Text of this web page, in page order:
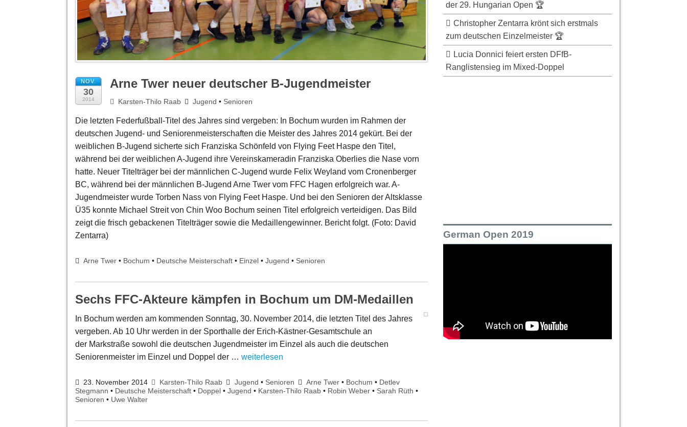
NOV.
30
2014
Arne Twer neuer deutscher B-Jugendmeister
Karsten-Thilo Raab Jugend • Senioren
Die letzten Federfußball-Titel des Jahres sind vergeben: In Bochum wurden im Rahmen der
deutschen Jugend- und Seniorenmeisterschaften die Meister des Jahres 2014 gekürt. Bei der
weiblichen B-Jugend sicherte sich Franziska Schönfeld von Flying Feet Haspe den Titel,
während bei der weiblichen A-Jugend ihre Vereinskameradin Franziska Oberlies die Nase vorn
hatte. Neuer Titelträger bei der männlichen C-Jugend wurde Felix Weyland vom Cronenberger
BC, während bei der männlichen B-Jugend Arne Twer vom FFC Hagen erfolgreich war. A-
Jugendmeister wurde Torben Nass von Flying Feet Haspe. Und bei den Senioren der Altsklasse
Ü35 konnte Michael Streit von Chin Woo Bochum seinen Titel erfolgreich verteidigen. Das Bild
zeigt die frisch gebackenen Titelträger sowie die Medaillengewinner. Bericht folgt. (Foto: David
Zentarra)
Arne Twer • Bochum • Deutsche Meisterschaft • Einzel •Jugend • Senioren
Sechs FFC-Akteure kämpfen in Bochum um DM-Medaillen
In Bochum werden am kommenden Sonntag, 30. November 2014, die letzten Titel des Jahres
vergeben. Ab 10 Uhr werden in der Sporthalle der Erich-Kästner-Gesamtschule an
der Markstraße sowohl die deutschen Jugendmeister im Einzel als auch die deutschen
Seniorenmeister im Einzel und Doppel der … weiterlesen
23. November 2014 Karsten-Thilo Raab Jugend • Senioren Arne Twer• Bochum • Detlev
Stegmann • Deutsche Meisterschaft • Doppel • Jugend • Karsten-Thilo Raab • Robin Weber • Sarah Rüth •
Senioren • Uwe Walter
der 29. Hungarian Open 🏆
Christopher Zentarra krönt sich erstmals
zum deutschen Einzelmeister 🏆
Lucia Donnici feiert ersten DFfB-
Ranglistensieg im Mixed-Doppel
German Open 2019